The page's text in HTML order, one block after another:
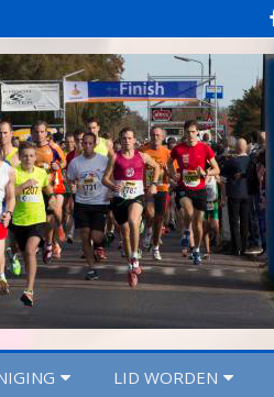
LID WORDEN